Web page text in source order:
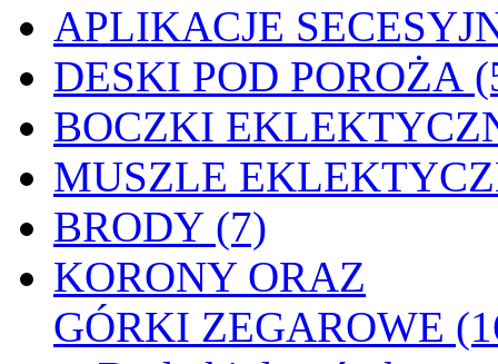
APLIKACJE
DESKI POD POROŻA
BOCZKI
MUSZLE
BRODY (7)
KORONY ORAZ
GÓRKI ZEGAROWE